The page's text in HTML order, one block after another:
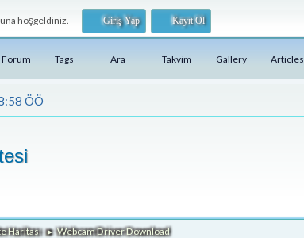
hoşgeldiniz. Giriş Yap Kayıt Ol
Forum Tags Ara Takvim Gallery Articles
ÖÖ
Haritası ► Webcam Driver Download